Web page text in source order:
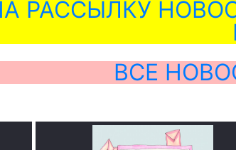
РАССЫЛКУ
ВСЕ